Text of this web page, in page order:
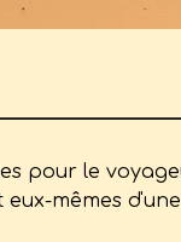
pour le
mêmes